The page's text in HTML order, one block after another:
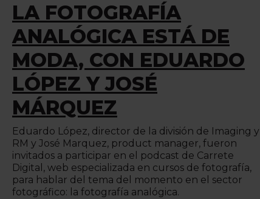
LA FOTOGRAFÍA
ANALÓGICA ESTÁ DE
MODA, CON EDUARDO
LÓPEZ Y JOSÉ
MÁRQUEZ
Eduardo López, director de la división de Imaging y
RM y José Marquez, product manager, fueron
invitados a participar en el podcast de Carrete
Digital, web especializada en cursos de fotografía,
para hablar del tema del momento en el sector
fotográfico: la fotografía analógica.